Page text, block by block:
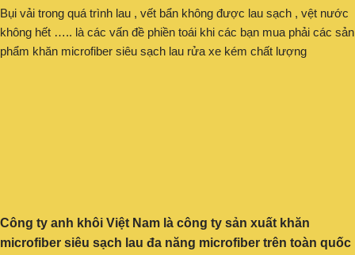
Bụi vải trong quá trình lau , vết bẩn không được lau sạch , vệt nước
không hết ….. là các vấn đề phiền toái khi các bạn mua phải các sản
phẩm khăn microfiber siêu sạch lau rửa xe kém chất lượng
Công ty anh khôi Việt Nam là công ty sản xuất khăn
microfiber siêu sạch lau đa năng microfiber trên toàn quốc